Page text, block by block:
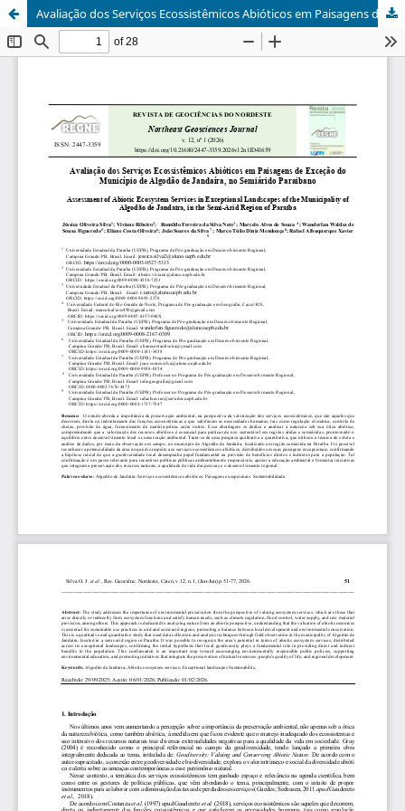
Avaliação dos Serviços Ecossistêmicos Abióticos em Paisagens de Exceção do Município de Algodão de Jandaíra, no Semiárido Paraibano